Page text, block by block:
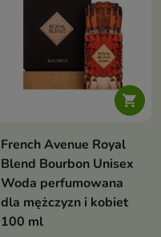

French Avenue Royal
Blend Bourbon Unisex
Woda perfumowana
dla mężczyzn i kobiet
100 ml